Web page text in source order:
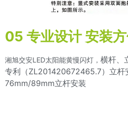
05 专业设计 安装
湘旭交安LED太阳能黄慢闪灯， 横杆、
专利（ZL201420672465.7）立杆
76mm/89mm立杆安装